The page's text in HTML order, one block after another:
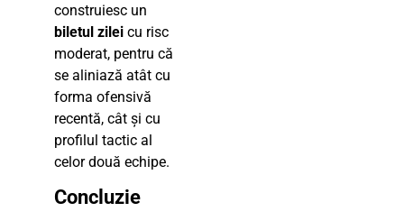
construiesc un
biletul zilei cu risc
moderat, pentru că
se aliniază atât cu
forma ofensivă
recentă, cât și cu
profilul tactic al
celor două echipe.
Concluzie